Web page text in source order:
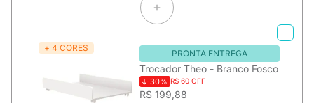
+ 4 CORES
PRONTA ENTREGA
Trocador Theo - Branco Fosco
-30% R$ 60 OFF
R$ 199,88